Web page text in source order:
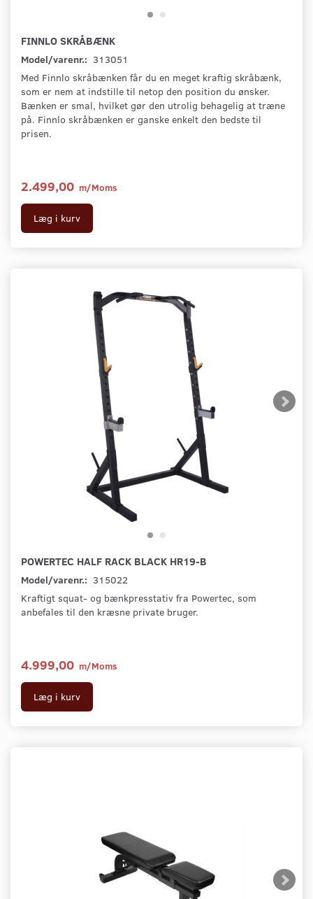
FINNLO SKRÅBÆNK
Model/varenr.: 313051
Med Finnlo skråbænken får du en meget kraftig skråbænk,
som er nem at indstille til netop den position du ønsker.
Bænken er smal, hvilket gør den utrolig behagelig at træne
på. Finnlo skråbænken er ganske enkelt den bedste til
prisen.
2.499,00 m/Moms
Læg i kurv
POWERTEC HALF RACK BLACK HR19-B
Model/varenr.: 315022
Kraftigt squat- og bænkpresstativ fra Powertec, som
anbefales til den kræsne private bruger.
4.999,00 m/Moms
Læg i kurv